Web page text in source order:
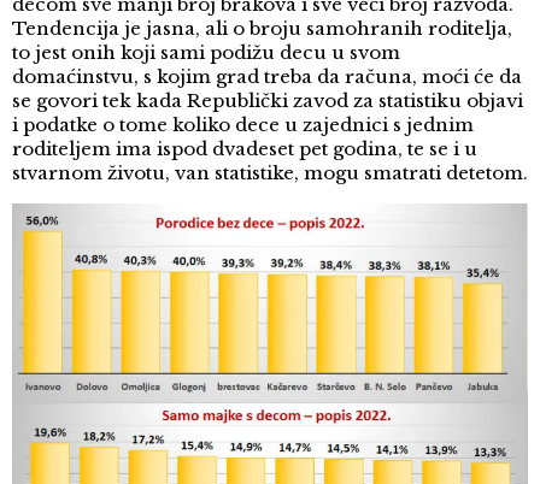
Tendencija je jasna, ali o broju samohranih roditelja,
to jest onih koji sami podižu decu u svom
domaćinstvu, s kojim grad treba da računa, moći će da
se govori tek kada Republički zavod za statistiku objavi
i podatke o tome koliko dece u zajednici s jednim
roditeljem ima ispod dvadeset pet godina, te se i u
stvarnom životu, van statistike, mogu smatrati detetom.